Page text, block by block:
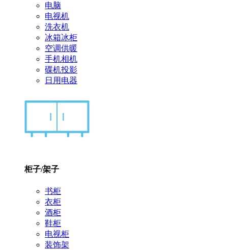
电脑
电视机
洗衣机
冰箱冰柜
空调供暖
手机相机
碟机投影
日用电器
柜子/架子
书柜
衣柜
酒柜
鞋柜
电视柜
装饰架